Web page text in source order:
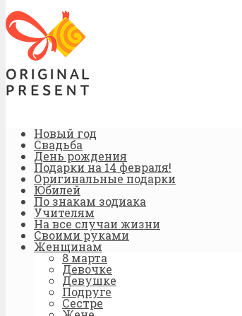
Новый год
Свадьба
День рождения
Подарки на 14 февраля!
Оригинальные подарки
Юбилей
По знакам зодиака
Учителям
На все случаи жизни
Своими руками
Женщинам
8 марта
Девочке
Девушке
Подруге
Сестре